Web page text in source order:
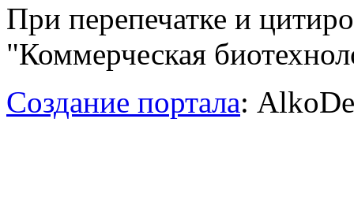
При перепечатке и
"Коммерческая
Создание портала: